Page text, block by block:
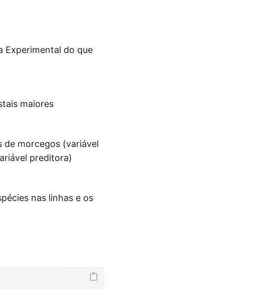
Experimental do que
maiores
de morcegos (variável
preditora)
nas linhas e os